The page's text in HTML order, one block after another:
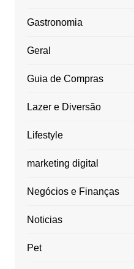
Gastronomia
Geral
Guia de Compras
Lazer e Diversão
Lifestyle
marketing digital
Negócios e Finanças
Noticias
Pet